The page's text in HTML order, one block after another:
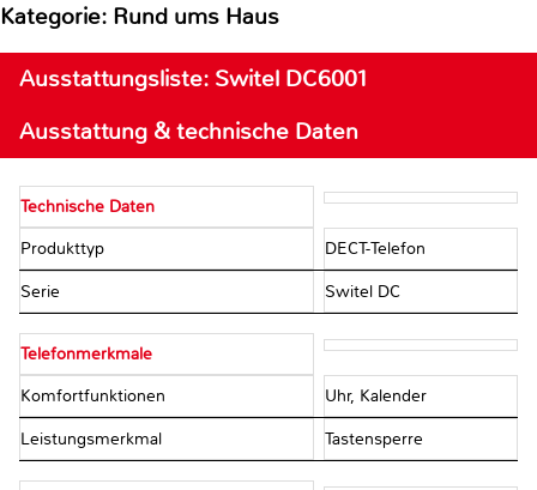
Kategorie: Rund ums Haus
Ausstattungsliste: Switel DC6001
Ausstattung & technische Daten
Technische Daten
Produkttyp DECT-Telefon
Serie Switel DC
Telefonmerkmale
Komfortfunktionen Uhr, Kalender
Leistungsmerkmal Tastensperre